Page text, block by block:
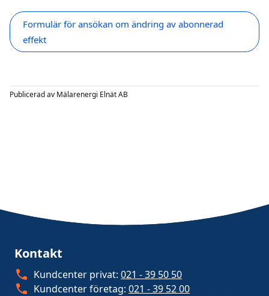
Formulär för ansökan om ändring av abonnerad
effekt
Publicerad av Mälarenergi Elnät AB
Kontakt
Kundcenter privat: 021 - 39 50 50
Kundcenter företag: 021 - 39 52 00